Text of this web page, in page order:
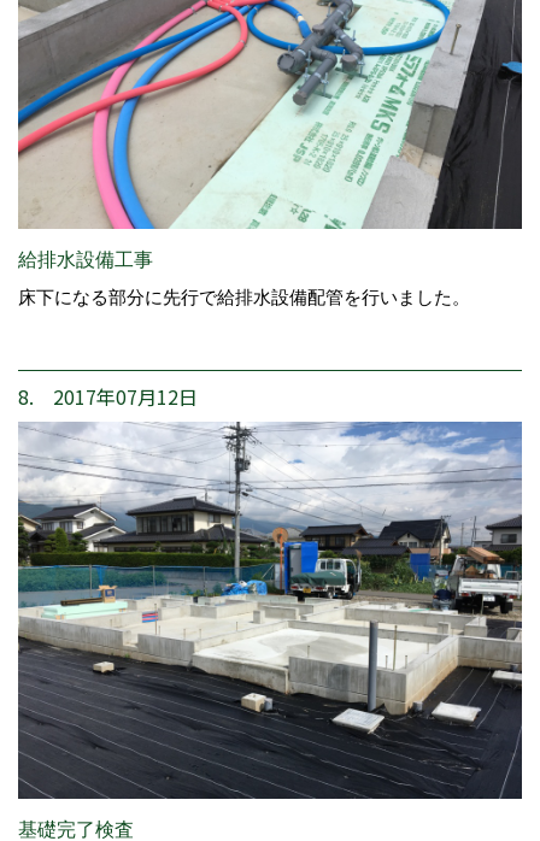
給排水設備工事
床下になる部分に先行で給排水設備配管を行いました。
8. 2017年07月12日
基礎完了検査